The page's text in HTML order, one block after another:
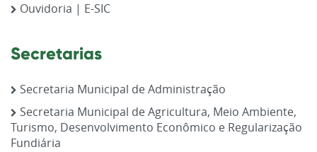
Ouvidoria | E-SIC
Secretarias
Secretaria Municipal de Administração
Secretaria Municipal de Agricultura, Meio Ambiente,
Turismo, Desenvolvimento Econômico e Regularização
Fundiária